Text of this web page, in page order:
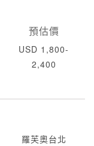
預估價
USD 1,800-
2,400
羅芙奧台北